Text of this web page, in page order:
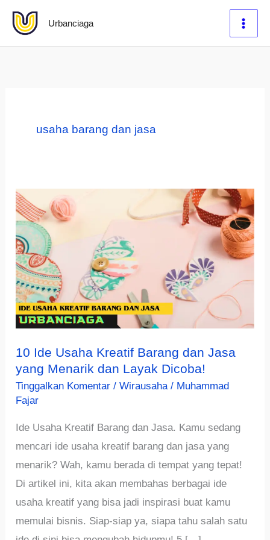
Lewati
konten
Urbanciaga
usaha barang dan jasa
10 Ide Usaha Kreatif Barang dan Jasa
yang Menarik dan Layak Dicoba!
Tinggalkan Komentar /Wirausaha/ Muhammad
Fajar
Ide Usaha Kreatif Barang dan Jasa. Kamu sedang
mencari ide usaha kreatif barang dan jasa yang
menarik? Wah, kamu berada di tempat yang tepat!
Di artikel ini, kita akan membahas berbagai ide
usaha kreatif yang bisa jadi inspirasi buat kamu
memulai bisnis. Siap-siap ya, siapa tahu salah satu